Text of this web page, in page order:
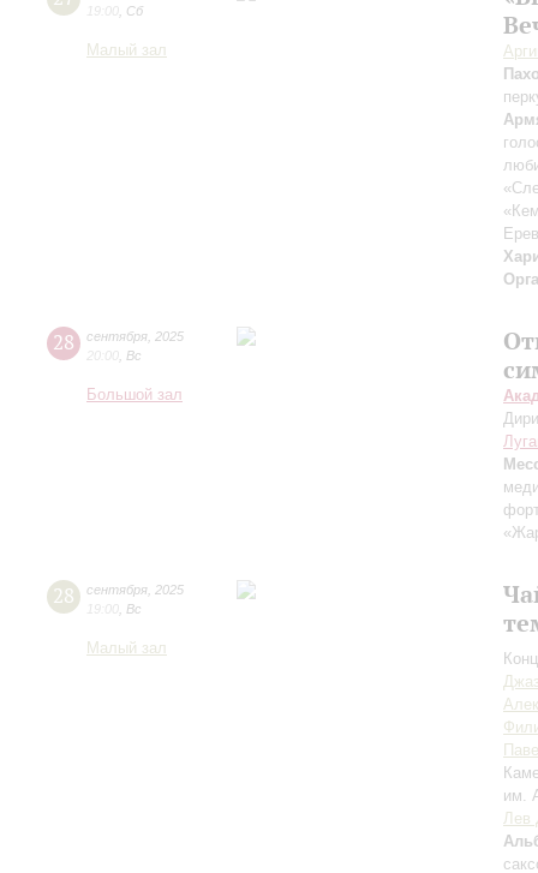
19:00 Сб
Малый зал
28 сентября 2025
20:00 Вс
Большой зал
28 сентября 2025
19:00 Вс
Малый зал
им.
Лев